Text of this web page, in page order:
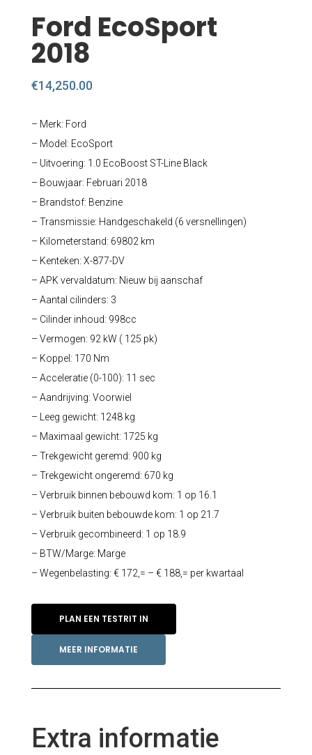
Ford EcoSport
2018
€14,250.00
– Merk: Ford
– Model: EcoSport
– Uitvoering: 1.0 EcoBoost ST-Line Black
– Bouwjaar: Februari 2018
– Brandstof: Benzine
– Transmissie: Handgeschakeld (6 versnellingen)
– Kilometerstand: 69802 km
– Kenteken: X-877-DV
– APK vervaldatum: Nieuw bij aanschaf
– Aantal cilinders: 3
– Cilinder inhoud: 998cc
– Vermogen: 92 kW ( 125 pk)
– Koppel: 170 Nm
– Acceleratie (0-100): 11 sec
– Aandrijving: Voorwiel
– Leeg gewicht: 1248 kg
– Maximaal gewicht: 1725 kg
– Trekgewicht geremd: 900 kg
– Trekgewicht ongeremd: 670 kg
– Verbruik binnen bebouwd kom: 1 op 16.1
– Verbruik buiten bebouwde kom: 1 op 21.7
– Verbruik gecombineerd: 1 op 18.9
– BTW/Marge: Marge
– Wegenbelasting: € 172,= – € 188,= per kwartaal
PLAN EEN TESTRIT IN
MEER INFORMATIE
Extra informatie